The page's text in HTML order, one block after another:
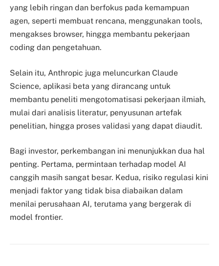
yang lebih ringan dan berfokus pada kemampuan
agen, seperti membuat rencana, menggunakan tools,
mengakses browser, hingga membantu pekerjaan
coding dan pengetahuan.
Selain itu, Anthropic juga meluncurkan Claude
Science, aplikasi beta yang dirancang untuk
membantu peneliti mengotomatisasi pekerjaan ilmiah,
mulai dari analisis literatur, penyusunan artefak
penelitian, hingga proses validasi yang dapat diaudit.
Bagi investor, perkembangan ini menunjukkan dua hal
penting. Pertama, permintaan terhadap model AI
canggih masih sangat besar. Kedua, risiko regulasi kini
menjadi faktor yang tidak bisa diabaikan dalam
menilai perusahaan AI, terutama yang bergerak di
model frontier.